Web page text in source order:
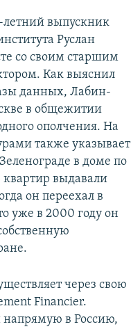
летний выпускник
Руслан
со своим старшим
Как выяснил
данных, Лабин-
в общежитии
ополчения. На
также указывает
в доме по
квартир выдавали
он переехал в
уже в 2000 году он
через свою
Financier.
напрямую в Россию,